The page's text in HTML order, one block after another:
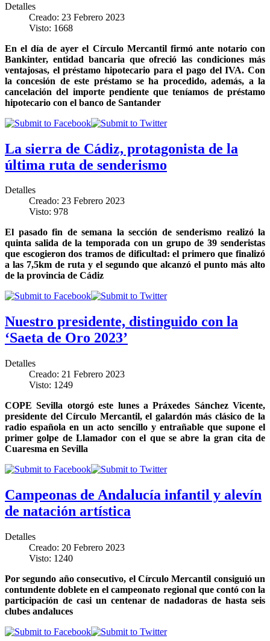
Detalles
Creado: 23 Febrero 2023
Visto: 1668
En el día de ayer el Círculo Mercantil firmó ante notario con
Bankinter, entidad bancaria que ofreció las condiciones más
ventajosas, el préstamo hipotecario para el pago del IVA. Con
la concesión de este préstamo se ha procedido, además, a la
cancelación del importe pendiente que teníamos de préstamo
hipotecario con el banco de Santander
La sierra de Cádiz, protagonista de la
última ruta de senderismo
Detalles
Creado: 23 Febrero 2023
Visto: 978
El pasado fin de semana la sección de senderismo realizó la
quinta salida de la temporada con un grupo de 39 senderistas
que escogieron dos tramos de dificultad: el primero que finalizó
a las 7,5km de ruta y el segundo que alcanzó el punto más alto
de la provincia de Cádiz
Nuestro presidente, distinguido con la
‘Saeta de Oro 2023’
Detalles
Creado: 21 Febrero 2023
Visto: 1249
COPE Sevilla otorgó este lunes a Práxedes Sánchez Vicente,
presidente del Círculo Mercantil, el galardón más clásico de la
radio española en un acto sencillo y entrañable que supone el
primer golpe de Llamador con el que se abre la gran cita de
Cuaresma en Sevilla
Campeonas de Andalucía infantil y alevín
de natación artística
Detalles
Creado: 20 Febrero 2023
Visto: 1240
Por segundo año consecutivo, el Círculo Mercantil consiguió un
contundente doblete en el campeonato regional que contó con la
participación de casi un centenar de nadadoras de hasta seis
clubes andaluces